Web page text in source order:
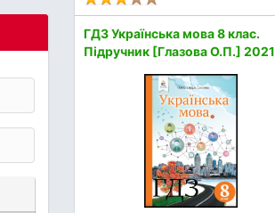
ГДЗ Українська мова 8 клас.
Підручник [Глазова О.П.] 2021